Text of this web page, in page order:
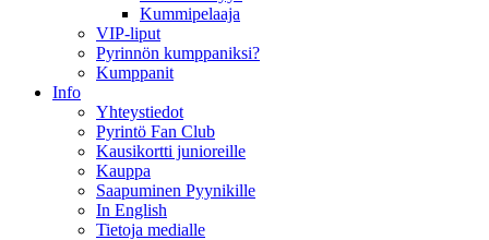
Kummipelaaja
VIP-liput
Pyrinnön kumppaniksi?
Kumppanit
Info
Yhteystiedot
Pyrintö Fan Club
Kausikortti junioreille
Kauppa
Saapuminen Pyynikille
In English
Tietoja medialle